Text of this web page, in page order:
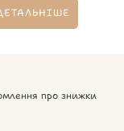
про знижки